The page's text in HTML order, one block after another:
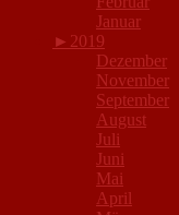
Januar
► 2019
Dezember
November
September
August
Juli
Juni
Mai
April